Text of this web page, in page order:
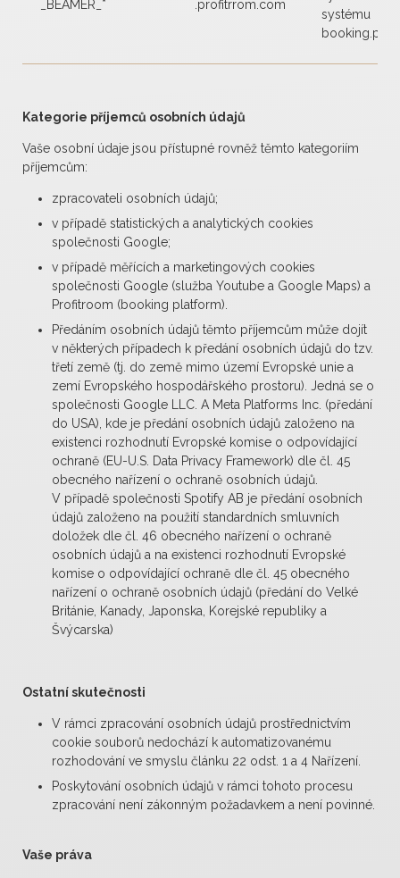
_BEAMER_* .profitrrom.com
systému
Kategorie příjemců osobních údajů
Vaše osobní údaje jsou přístupné rovněž těmto kategoriím
příjemcům:
zpracovateli osobních údajů;
v případě statistických a analytických cookies
společnosti Google;
v případě měřících a marketingových cookies
společnosti Google (služba Youtube a Google Maps) a
Profitroom (booking platform).
Předáním osobních údajů těmto příjemcům může dojít
v některých případech k předání osobních údajů do tzv.
třetí země (tj. do země mimo území Evropské unie a
zemí Evropského hospodářského prostoru). Jedná se o
společnosti Google LLC. A Meta Platforms Inc. (předání
do USA), kde je předání osobních údajů založeno na
existenci rozhodnutí Evropské komise o odpovídající
ochraně (EU-U.S. Data Privacy Framework) dle čl. 45
obecného nařízení o ochraně osobních údajů.
V případě společnosti Spotify AB je předání osobních
údajů založeno na použití standardních smluvních
doložek dle čl. 46 obecného nařízení o ochraně
osobních údajů a na existenci rozhodnutí Evropské
komise o odpovídající ochraně dle čl. 45 obecného
nařízení o ochraně osobních údajů (předání do Velké
Británie, Kanady, Japonska, Korejské republiky a
Švýcarska)
Ostatní skutečnosti
V rámci zpracování osobních údajů prostřednictvím
cookie souborů nedochází k automatizovanému
rozhodování ve smyslu článku 22 odst. 1 a 4 Nařízení.
Poskytování osobních údajů v rámci tohoto procesu
zpracování není zákonným požadavkem a není povinné.
Vaše práva